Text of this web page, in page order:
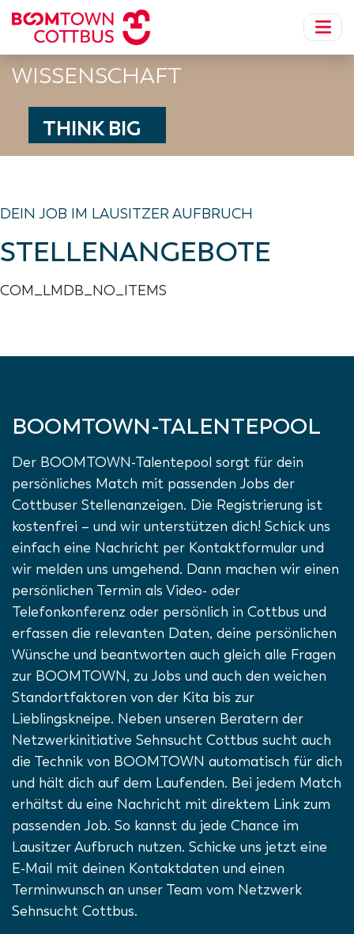
THINK BIG
WISSENSCHAFT
DEIN JOB IM LAUSITZER AUFBRUCH
STELLENANGEBOTE
COM_LMDB_NO_ITEMS
BOOMTOWN-TALENTEPOOL
Der BOOMTOWN-Talentepool sorgt für dein
persönliches Match mit passenden Jobs der
Cottbuser Stellenanzeigen. Die Registrierung ist
kostenfrei – und wir unterstützen dich! Schick uns
einfach eine Nachricht per Kontaktformular und
wir melden uns umgehend. Dann machen wir einen
persönlichen Termin als Video- oder
Telefonkonferenz oder persönlich in Cottbus und
erfassen die relevanten Daten, deine persönlichen
Wünsche und beantworten auch gleich alle Fragen
zur BOOMTOWN, zu Jobs und auch den weichen
Standortfaktoren von der Kita bis zur
Lieblingskneipe. Neben unseren Beratern der
Netzwerkinitiative Sehnsucht Cottbus sucht auch
die Technik von BOOMTOWN automatisch für dich
und hält dich auf dem Laufenden. Bei jedem Match
erhältst du eine Nachricht mit direktem Link zum
passenden Job. So kannst du jede Chance im
Lausitzer Aufbruch nutzen. Schicke uns jetzt eine
E-Mail mit deinen Kontaktdaten und einen
Terminwunsch an unser Team vom Netzwerk
Sehnsucht Cottbus.